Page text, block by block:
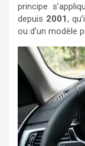
principe
depuis 2001,
ou d’un modèle